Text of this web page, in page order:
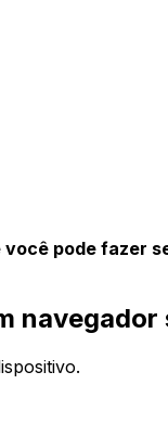
você pode fazer
navegador